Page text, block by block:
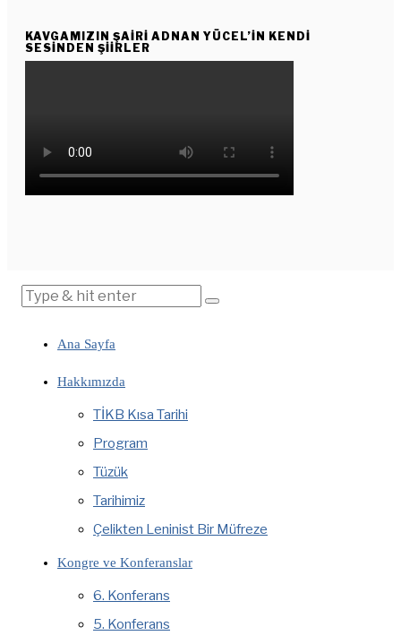
KAVGAMIZIN ŞAIRI ADNAN YÜCEL’IN KENDI
SESINDEN ŞIIRLER
Ana Sayfa
Hakkımızda
TİKB Kısa Tarihi
Program
Tüzük
Tarihimiz
Çelikten Leninist Bir Müfreze
Kongre ve Konferanslar
6. Konferans
5. Konferans